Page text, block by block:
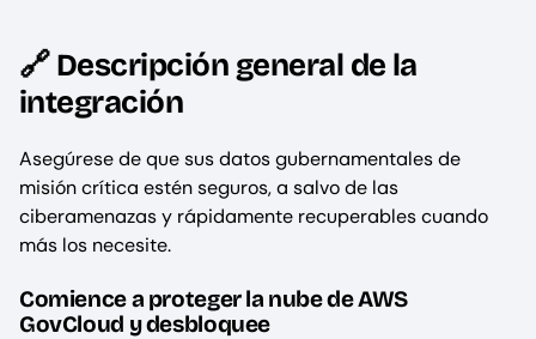
🔗 Descripción general de la
integración
Asegúrese de que sus datos gubernamentales de
misión crítica estén seguros, a salvo de las
ciberamenazas y rápidamente recuperables cuando
más los necesite.
Comience a proteger la nube de AWS
GovCloud y desbloquee